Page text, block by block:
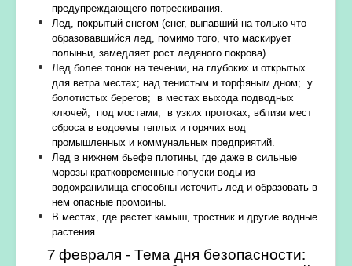
предупреждающего потрескивания.
Лед, покрытый снегом (снег, выпавший на только что
образовавшийся лед, помимо того, что маскирует
полыньи, замедляет рост ледяного покрова).
Лед более тонок на течении, на глубоких и открытых
для ветра местах; над тенистым и торфяным дном; у
болотистых берегов; в местах выхода подводных
ключей; под мостами; в узких протоках; вблизи мест
сброса в водоемы теплых и горячих вод
промышленных и коммунальных предприятий.
Лед в нижнем бьефе плотины, где даже в сильные
морозы кратковременные попуски воды из
водохранилища способны источить лед и образовать в
нем опасные промоины.
В местах, где растет камыш, тростник и другие водные
растения.
7 февраля - Тема дня безопасности: